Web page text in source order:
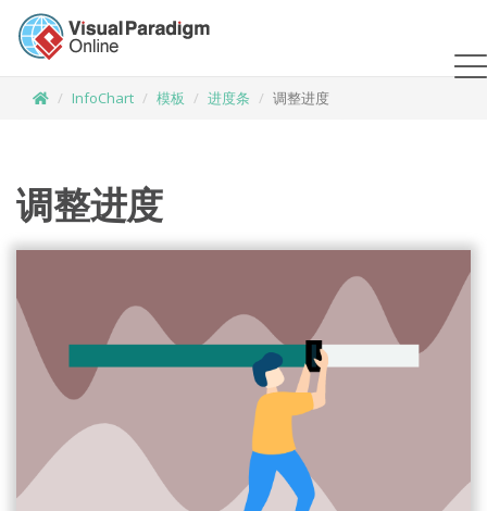
InfoChart 模板 进度条 调整进度
调整进度